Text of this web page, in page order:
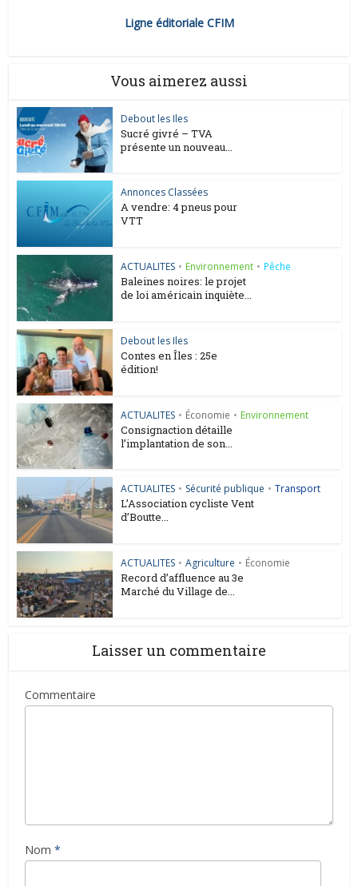
Ligne éditoriale CFIM
Vous aimerez aussi
Debout les Iles
Sucré givré – TVA
présente un nouveau...
Annonces Classées
A vendre: 4 pneus pour
VTT
ACTUALITES • Environnement • Pêche
Baleines noires: le projet
de loi américain inquiète...
Debout les Iles
Contes en Îles : 25e
édition!
ACTUALITES • Économie • Environnement
Consignaction détaille
l’implantation de son...
ACTUALITES • Sécurité publique • Transport
L’Association cycliste Vent
d’Boutte...
ACTUALITES • Agriculture • Économie
Record d’affluence au 3e
Marché du Village de...
Laisser un commentaire
Commentaire
Nom *